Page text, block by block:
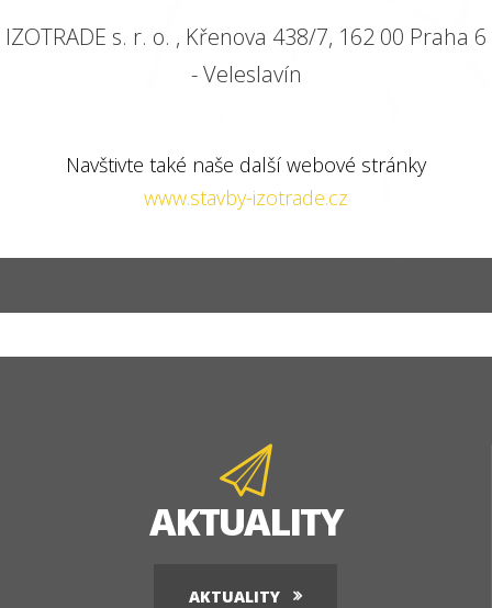
IZOTRADE s. r. o. , Křenova 438/7, 162 00 Praha 6
- Veleslavín
Navštivte také naše další webové stránky
www.stavby-izotrade.cz
AKTUALITY
AKTUALITY